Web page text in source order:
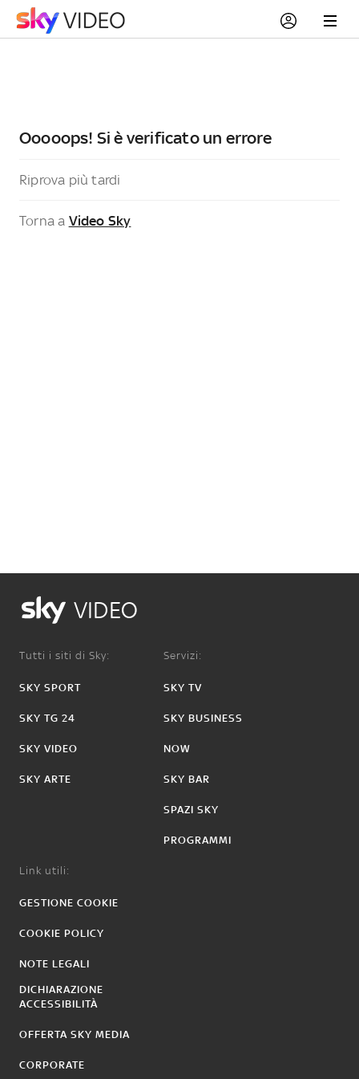
Ooooops! Si è verificato un errore
Riprova più tardi
Torna a Video Sky
VIDEO
Tutti i siti di Sky:
SKY SPORT
SKY TG 24
SKY VIDEO
SKY ARTE
Servizi:
SKY TV
SKY BUSINESS
NOW
SKY BAR
SPAZI SKY
PROGRAMMI
Link utili:
GESTIONE COOKIE
COOKIE POLICY
NOTE LEGALI
DICHIARAZIONE
ACCESSIBILITÀ
OFFERTA SKY MEDIA
CORPORATE